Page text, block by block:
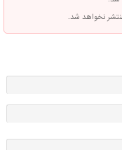
نخواهد شد.